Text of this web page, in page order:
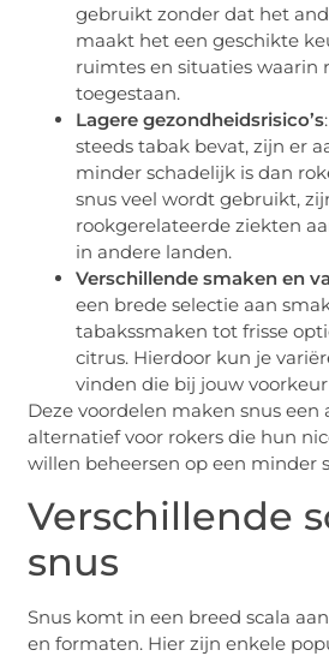
gebruikt zonder dat het
maakt het een geschikte
ruimtes en situaties waarin
toegestaan.
Lagere gezondheidsrisico’s
steeds tabak bevat, zijn er
minder schadelijk is dan
snus veel wordt gebruikt,
rookgerelateerde ziekten
in andere landen.
Verschillende smaken en
een brede selectie aan
tabakssmaken tot frisse
citrus. Hierdoor kun je
vinden die bij jouw voorkeur
Deze voordelen maken snus
alternatief voor rokers die hun
willen beheersen op een minder
Verschillende
snus
Snus komt in een breed scala
en formaten. Hier zijn enkele